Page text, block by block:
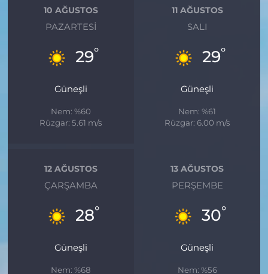
10 AĞUSTOS
PAZARTESI
29°
Güneşli
Nem: %60
Rüzgar: 5.61 m/s
11 AĞUSTOS
SALI
29°
Güneşli
Nem: %61
Rüzgar: 6.00 m/s
12 AĞUSTOS
ÇARŞAMBA
28°
Güneşli
Nem: %68
13 AĞUSTOS
PERŞEMBE
30°
Güneşli
Nem: %56